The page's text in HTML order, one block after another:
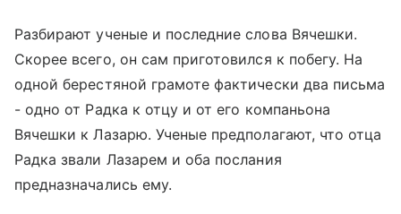
Разбирают ученые и последние слова Вячешки.
Скорее всего, он сам приготовился к побегу. На
одной берестяной грамоте фактически два письма
- одно от Радка к отцу и от его компаньона
Вячешки к Лазарю. Ученые предполагают, что отца
Радка звали Лазарем и оба послания
предназначались ему.